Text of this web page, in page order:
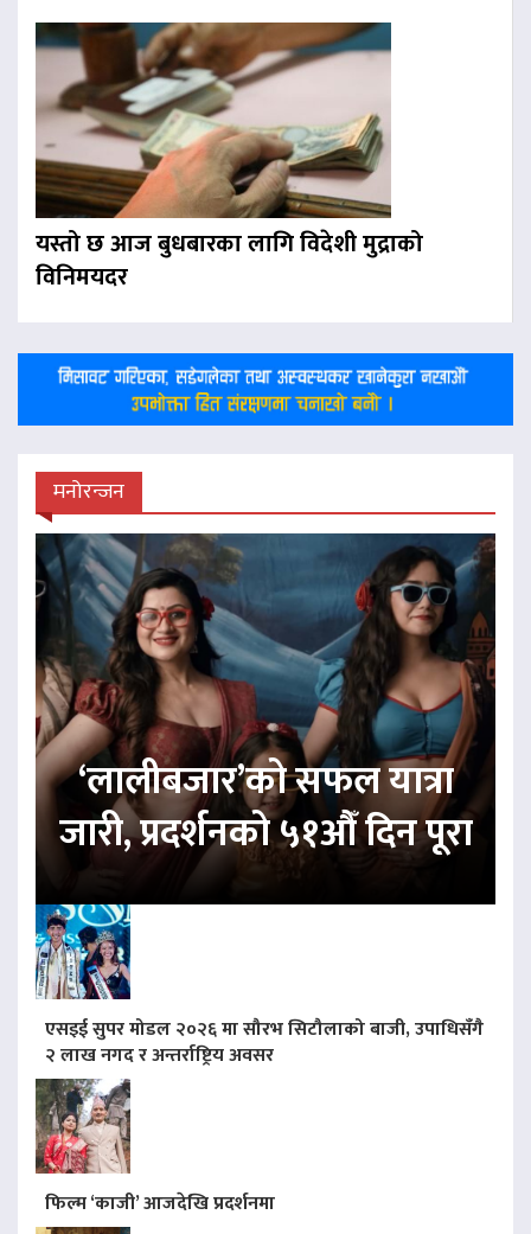
यस्तो छ आज बुधबारका लागि विदेशी मुद्राको
विनिमयदर
मनोरन्जन
‘लालीबजार’को सफल यात्रा
जारी, प्रदर्शनको ५१औँ दिन पूरा
एसइई सुपर मोडल २०२६ मा सौरभ सिटौलाको बाजी, उपाधिसँगै
२ लाख नगद र अन्तर्राष्ट्रिय अवसर
फिल्म ‘काजी’ आजदेखि प्रदर्शनमा